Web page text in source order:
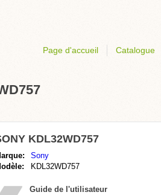
Page d'accueil Catalogue
KDL32WD757
Sony
KDL32WD757
Guide de l'utilisateur